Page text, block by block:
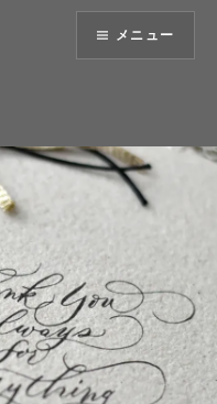
メニュー